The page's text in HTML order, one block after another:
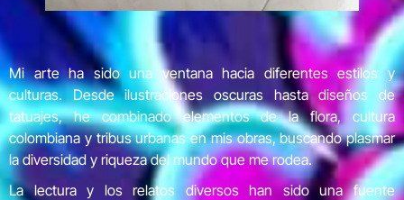
Mi arte ha sido una ventana hacia diferentes estilos y
culturas. Desde ilustraciones oscuras hasta diseños de
tatuajes, he combinado elementos de la flora, cultura
colombiana y tribus urbanas en mis obras, buscando plasmar
la diversidad y riqueza del mundo que me rodea.
La lectura y los relatos diversos han sido una fuente